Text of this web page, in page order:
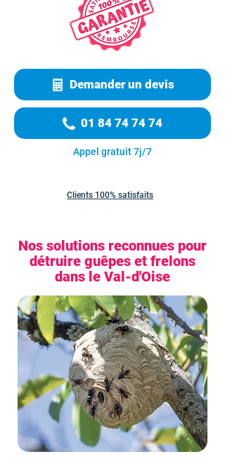
Demander un devis
01 84 74 74 74
Appel gratuit 7j/7
Clients 100% satisfaits
Nos solutions reconnues pour
détruire guêpes et frelons
dans le Val-d'Oise